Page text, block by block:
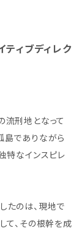
ィブディレク
流刑地となって
島でありながら
特なインスピレ
たのは、現地で
て、その根幹を成